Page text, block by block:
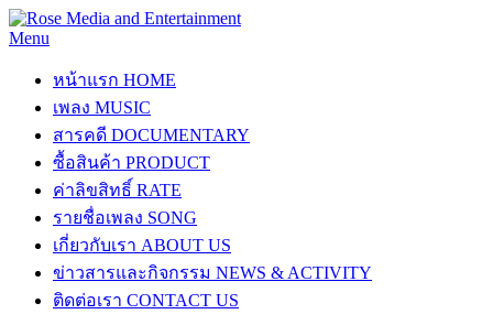
Menu
หน้าแรก HOME
เพลง MUSIC
สารคดี DOCUMENTARY
ซื้อสินค้า PRODUCT
ค่าลิขสิทธิ์ RATE
รายชื่อเพลง SONG
เกี่ยวกับเรา ABOUT US
ข่าวสารและกิจกรรม NEWS & ACTIVITY
ติดต่อเรา CONTACT US